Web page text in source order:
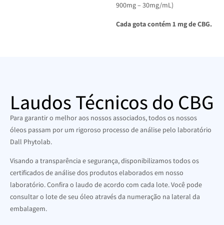
900mg – 30mg/mL)
Cada gota contém 1 mg de CBG.
Laudos Técnicos do CBG
Para garantir o melhor aos nossos associados, todos os nossos
óleos passam por um rigoroso processo de análise pelo laboratório
Dall Phytolab.
Visando a transparência e segurança, disponibilizamos todos os
certificados de análise dos produtos elaborados em nosso
laboratório. Confira o laudo de acordo com cada lote. Você pode
consultar o lote de seu óleo através da numeração na lateral da
embalagem.